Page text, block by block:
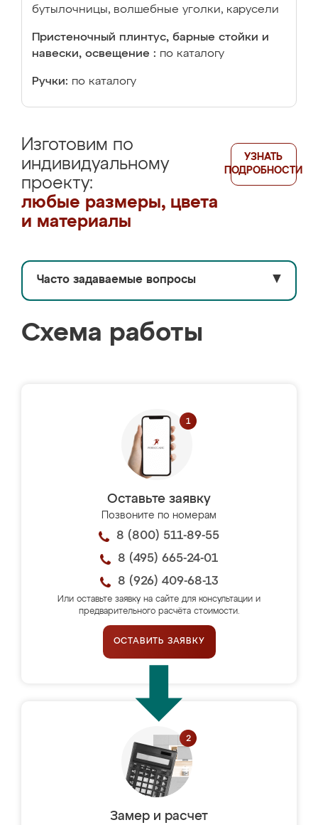
бутылочницы, волшебные уголки, карусели
Пристеночный плинтус, барные стойки и
навески, освещение : по каталогу
Ручки: по каталогу
Изготовим по
индивидуальному
проекту:
любые размеры, цвета
и материалы
УЗНАТЬ
ПОДРОБНОСТИ
Часто задаваемые вопросы ▼
Схема работы
Оставьте заявку
Позвоните по номерам
8 (800) 511-89-55
8 (495) 665-24-01
8 (926) 409-68-13
Или оставьте заявку на сайте для консультации и
предварительного расчёта стоимости.
ОСТАВИТЬ ЗАЯВКУ
Замер и расчет